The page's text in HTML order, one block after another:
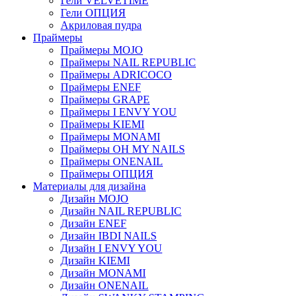
Гели ОПЦИЯ
Акриловая пудра
Праймеры
Праймеры MOJO
Праймеры NAIL REPUBLIC
Праймеры ADRICOCO
Праймеры ENEF
Праймеры GRAPE
Праймеры I ENVY YOU
Праймеры KIEMI
Праймеры MONAMI
Праймеры OH MY NAILS
Праймеры ONENAIL
Праймеры ОПЦИЯ
Материалы для дизайна
Дизайн MOJO
Дизайн NAIL REPUBLIC
Дизайн ENEF
Дизайн IBDI NAILS
Дизайн I ENVY YOU
Дизайн KIEMI
Дизайн MONAMI
Дизайн ONENAIL